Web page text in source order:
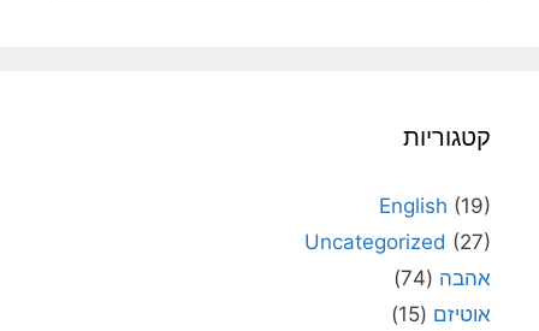
קטגוריות
English (19)
Uncategorized (27)
אהבה (74)
אוטיזם (15)